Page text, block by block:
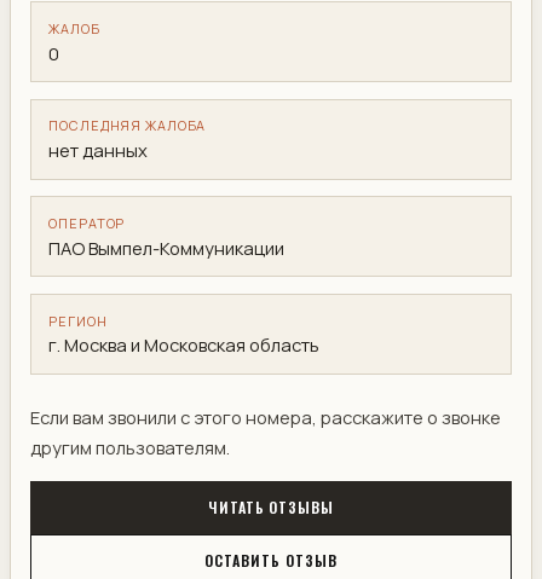
ЖАЛОБ
0
ПОСЛЕДНЯЯ ЖАЛОБА
нет данных
ОПЕРАТОР
ПАО Вымпел-Коммуникации
РЕГИОН
г. Москва и Московская область
Если вам звонили с этого номера, расскажите о звонке
другим пользователям.
ЧИТАТЬ ОТЗЫВЫ
ОСТАВИТЬ ОТЗЫВ